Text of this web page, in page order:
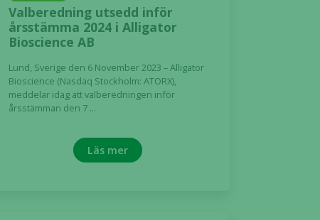
Valberedning utsedd inför
årsstämma 2024 i Alligator
Bioscience AB
Lund, Sverige den 6 November 2023 – Alligator
Bioscience (Nasdaq Stockholm: ATORX),
meddelar idag att valberedningen inför
årsstämman den 7 ...
Läs mer